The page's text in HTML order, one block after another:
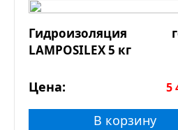
Гидроизоляция
LAMPOSILEX 5 кг
Цена: 5
В корзину